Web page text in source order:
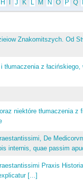
H J K L M N O P Q
Znakomitszych. Od
z
niektóre tłumaczenia z
De
internis, quae passim
Praxis
[...]